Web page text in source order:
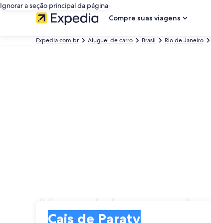
Ignorar a seção principal da página
Compre suas viagens
Expedia.com.br Aluguel de carro Brasil Rio de Janeiro
Aluguel de carros
Cais de Paraty